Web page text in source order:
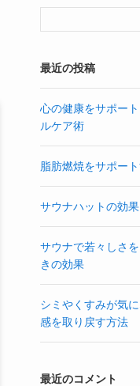
最近の投稿
心の健康をサポー
ルケア術
脂肪燃焼をサポー
サウナハットの効
サウナで若々しさ
きの効果
シミやくすみが気
感を取り戻す方法
最近のコメント